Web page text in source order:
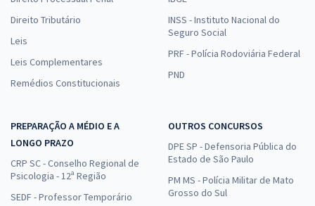
Direito Tributário
Leis
Leis Complementares
Remédios Constitucionais
INSS - Instituto Nacional do
Seguro Social
PRF - Polícia Rodoviária Federal
PND
PREPARAÇÃO A MÉDIO E A
LONGO PRAZO
CRP SC - Conselho Regional de
Psicologia - 12ª Região
SEDF - Professor Temporário
OUTROS CONCURSOS
DPE SP - Defensoria Pública do
Estado de São Paulo
PM MS - Polícia Militar de Mato
Grosso do Sul